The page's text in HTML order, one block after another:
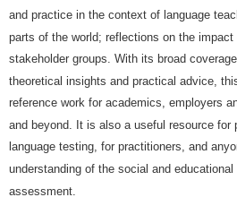
and practice in the context of language
parts of the world; reflections on the
stakeholder groups. With its broad
theoretical insights and practical advice,
reference work for academics, employers
and beyond. It is also a useful resource for
language testing, for practitioners, and
understanding of the social and
assessment.